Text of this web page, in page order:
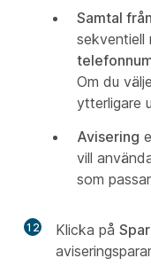
Samtal från
sekventiell
Om du
ytterligare
Avisering
vill
som
12 Klicka på